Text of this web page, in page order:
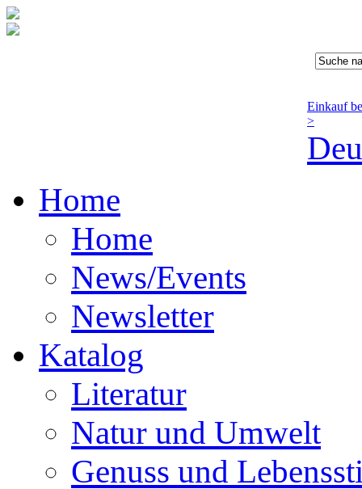
Einkauf
>
Home
Home
News/Events
Newsletter
Katalog
Literatur
Natur und Umwelt
Genuss und